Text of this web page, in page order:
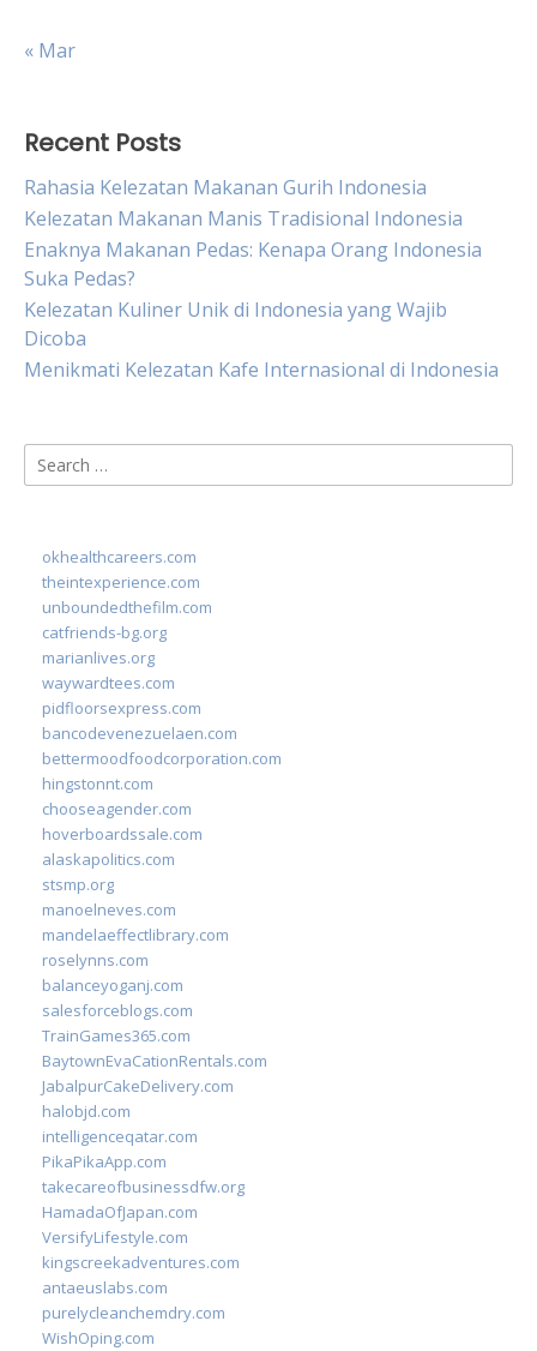
« Mar
Recent Posts
Rahasia Kelezatan Makanan Gurih Indonesia
Kelezatan Makanan Manis Tradisional Indonesia
Enaknya Makanan Pedas: Kenapa Orang Indonesia
Suka Pedas?
Kelezatan Kuliner Unik di Indonesia yang Wajib
Dicoba
Menikmati Kelezatan Kafe Internasional di Indonesia
Search
for:
okhealthcareers.com
theintexperience.com
unboundedthefilm.com
catfriends-bg.org
marianlives.org
waywardtees.com
pidfloorsexpress.com
bancodevenezuelaen.com
bettermoodfoodcorporation.com
hingstonnt.com
chooseagender.com
hoverboardssale.com
alaskapolitics.com
stsmp.org
manoelneves.com
mandelaeffectlibrary.com
roselynns.com
balanceyoganj.com
salesforceblogs.com
TrainGames365.com
BaytownEvaCationRentals.com
JabalpurCakeDelivery.com
halobjd.com
intelligenceqatar.com
PikaPikaApp.com
takecareofbusinessdfw.org
HamadaOfJapan.com
VersifyLifestyle.com
kingscreekadventures.com
antaeuslabs.com
purelycleanchemdry.com
WishOping.com